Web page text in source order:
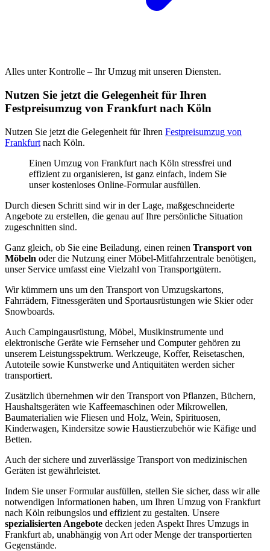
Alles unter Kontrolle – Ihr Umzug mit unseren Diensten.
Nutzen Sie jetzt die Gelegenheit für Ihren
Festpreisumzug von Frankfurt nach Köln
Nutzen Sie jetzt die Gelegenheit für Ihren Festpreisumzug von
Frankfurt nach Köln.
Einen Umzug von Frankfurt nach Köln stressfrei und
effizient zu organisieren, ist ganz einfach, indem Sie
unser kostenloses Online-Formular ausfüllen.
Durch diesen Schritt sind wir in der Lage, maßgeschneiderte
Angebote zu erstellen, die genau auf Ihre persönliche Situation
zugeschnitten sind.
Ganz gleich, ob Sie eine Beiladung, einen reinen Transport von
Möbeln oder die Nutzung einer Möbel-Mitfahrzentrale benötigen,
unser Service umfasst eine Vielzahl von Transportgütern.
Wir kümmern uns um den Transport von Umzugskartons,
Fahrrädern, Fitnessgeräten und Sportausrüstungen wie Skier oder
Snowboards.
Auch Campingausrüstung, Möbel, Musikinstrumente und
elektronische Geräte wie Fernseher und Computer gehören zu
unserem Leistungsspektrum. Werkzeuge, Koffer, Reisetaschen,
Autoteile sowie Kunstwerke und Antiquitäten werden sicher
transportiert.
Zusätzlich übernehmen wir den Transport von Pflanzen, Büchern,
Haushaltsgeräten wie Kaffeemaschinen oder Mikrowellen,
Baumaterialien wie Fliesen und Holz, Wein, Spirituosen,
Kinderwagen, Kindersitze sowie Haustierzubehör wie Käfige und
Betten.
Auch der sichere und zuverlässige Transport von medizinischen
Geräten ist gewährleistet.
Indem Sie unser Formular ausfüllen, stellen Sie sicher, dass wir alle
notwendigen Informationen haben, um Ihren Umzug von Frankfurt
nach Köln reibungslos und effizient zu gestalten. Unsere
spezialisierten Angebote decken jeden Aspekt Ihres Umzugs in
Frankfurt ab, unabhängig von Art oder Menge der transportierten
Gegenstände.